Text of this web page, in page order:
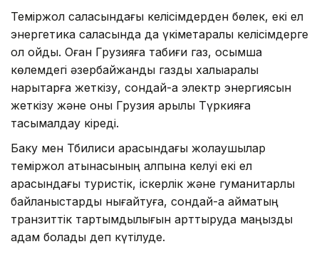
Теміржол саласындағы келісімдерден бөлек, екі ел
энергетика саласында да үкіметаралық келісімдерге
қол қойды. Оған Грузияға табиғи газ, қосымша
көлемдегі әзербайжандық газды халықаралық
нарықтарға жеткізу, сондай-ақ электр энергиясын
жеткізу және оны Грузия арқылы Түркияға
тасымалдау кіреді.
Баку мен Тбилиси арасындағы жолаушылар
теміржол қатынасының қалпына келуі екі ел
арасындағы туристік, іскерлік және гуманитарлық
байланыстарды нығайтуға, сондай-ақ аймақтың
транзиттік тартымдылығын арттыруда маңызды
қадам болады деп күтілуде.